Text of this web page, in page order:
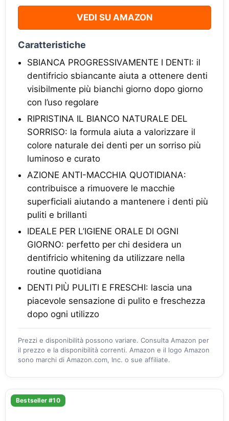
VEDI SU AMAZON
Caratteristiche
SBIANCA PROGRESSIVAMENTE I DENTI: il
dentifricio sbiancante aiuta a ottenere denti
visibilmente più bianchi giorno dopo giorno
con l’uso regolare
RIPRISTINA IL BIANCO NATURALE DEL
SORRISO: la formula aiuta a valorizzare il
colore naturale dei denti per un sorriso più
luminoso e curato
AZIONE ANTI-MACCHIA QUOTIDIANA:
contribuisce a rimuovere le macchie
superficiali aiutando a mantenere i denti più
puliti e brillanti
IDEALE PER L’IGIENE ORALE DI OGNI
GIORNO: perfetto per chi desidera un
dentifricio whitening da utilizzare nella
routine quotidiana
DENTI PIÙ PULITI E FRESCHI: lascia una
piacevole sensazione di pulito e freschezza
dopo ogni utilizzo
Prezzi e disponibilità possono variare. Consulta Amazon per
il prezzo e la disponibilità correnti. Amazon e il logo Amazon
sono marchi di Amazon.com, Inc. o sue affiliate.
Bestseller #10